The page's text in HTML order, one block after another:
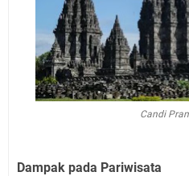
Candi
Dampak pada Pariwisata